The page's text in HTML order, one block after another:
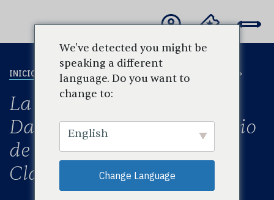
INICIO DESCUBRIR Y CONECTAR DSO MEDIA VAULT
La Orquesta Sinfónica de
Dallas anuncia el Simposio
de Mujeres en la Música
Clásica de 2022
We've detected you might be
speaking a different
language. Do you want to
change to:
English
Change Language